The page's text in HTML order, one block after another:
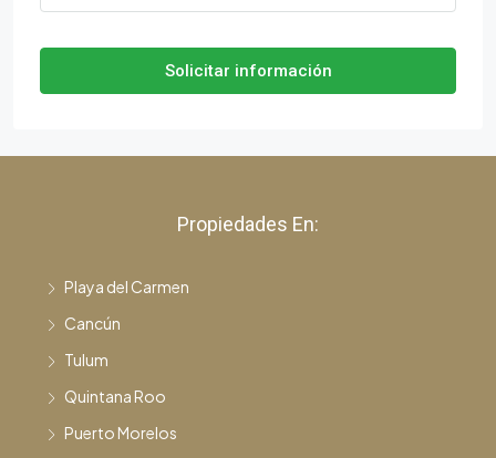
Solicitar información
Propiedades En:
Playa del Carmen
Cancún
Tulum
Quintana Roo
Puerto Morelos